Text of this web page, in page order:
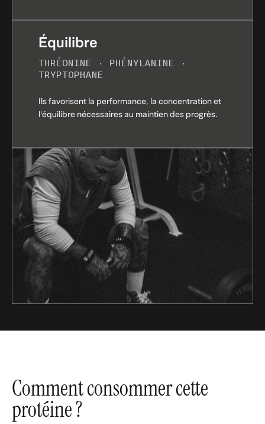
Équilibre
THRÉONINE · PHÉNYLANINE ·
TRYPTOPHANE
Ils favorisent la performance, la concentration et
l'équilibre nécessaires au maintien des progrès.
Comment consommer cette
protéine ?